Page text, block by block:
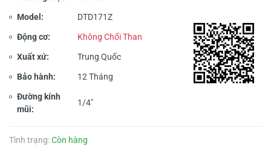
Model: DTD171Z
Động cơ: Không Chổi Than
Xuất xứ: Trung Quốc
Bảo hành: 12 Tháng
Đường kính
mũi:
1/4"
Tình trạng:Còn hàng